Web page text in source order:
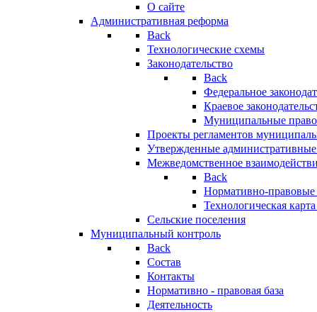
О сайте
Административная реформа
Back
Технологические схемы
Законодательство
Back
Федеральное
Краевое
Муниципальные
Проекты регламентов
Утвержденные
Межведомственное
Back
Нормативно-правовые
Технологическая
Сельские поселения
Муниципальный контроль
Back
Состав
Контакты
Нормативно - правовая база
Деятельность